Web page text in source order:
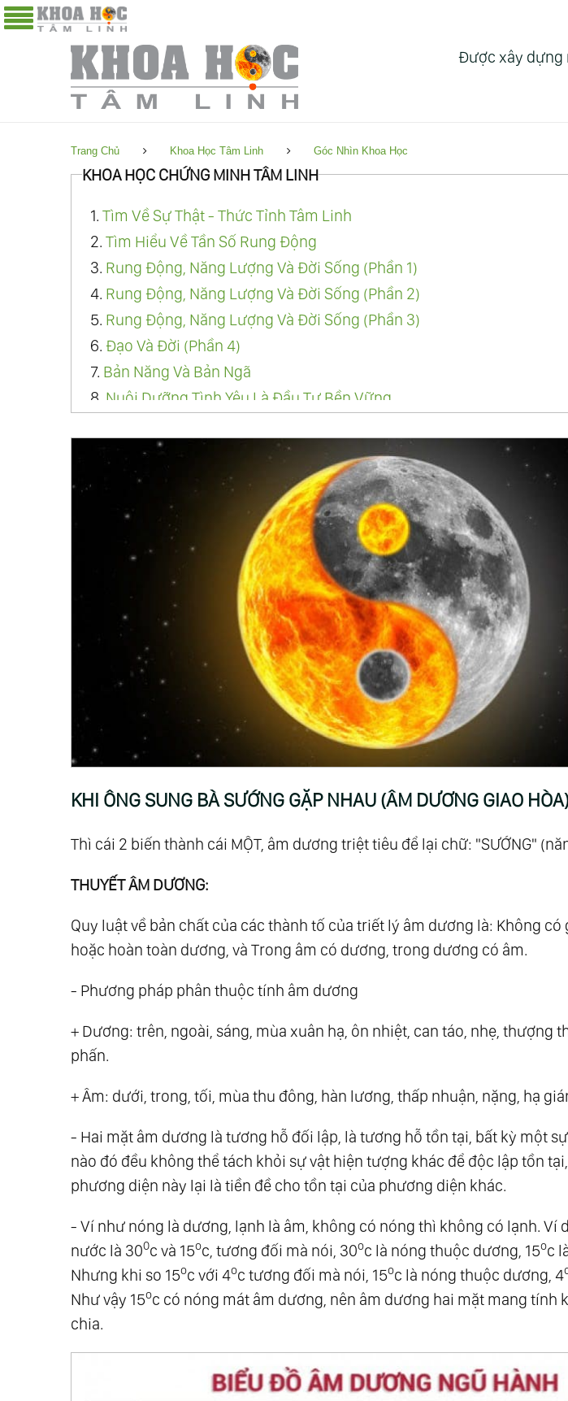
Được xây dựng
Trang Chủ Khoa Học Tâm Linh Góc Nhìn Khoa Học
KHOA HỌC CHỨNG MINH TÂM LINH
1. Tìm Về Sự Thật - Thức Tỉnh Tâm Linh
2. Tìm Hiểu Về Tần Số Rung Động
3. Rung Động, Năng Lượng Và Đời Sống (Phần 1)
4. Rung Động, Năng Lượng Và Đời Sống (Phần 2)
5. Rung Động, Năng Lượng Và Đời Sống (Phần 3)
6. Đạo Và Đời (Phần 4)
7. Bản Năng Và Bản Ngã
8. Nuôi Dưỡng Tình Yêu Là Đầu Tư Bền Vững
Hành Thiện Sao Cho Đúng?
Ăn Chay Hay Ăn Mặn?
Đâu Là Hạnh Phúc Thực Sự?
Tần Số Rung Và Luật Hấp Dẫn
Cuộc Sống Cân Bằng
Cốt Tủy Của Thiền
Khi Ông Sung Bà Sướng Gặp Nhau (Âm Dương Giao Hòa)
Thiên Đường Và Địa Ngục
Thượng Đế Và Quỷ Satan
Hành Trình Của Linh Hồn
Yêu Thương Vô Điều Kiện Và Yêu Thương Trong Minh Triết
21.
Góc Nhìn Hooponopono Từ Khoa Học
22.Có Trí Tuệ “Ta” Sẽ Cứu Được “Mình”
23.Tiến Nhập Đại Kỷ Nguyên
24.
Vượt Qua Nhị Nguyên, Bước Vào Tam Nguyên - Con Đường Trung
25.Tam Nguyên: Nguyên Lý Vận Hành Bộ Máy Thiên Cơ
27.Tam Nguyên: Tim Lượng Tử - Nơi Tình Yêu Bắt Đầu
28.Tam Nguyên: Ý Thức - Nhận Thức - Niềm Tin
29.Tam Nguyên: Thức Tỉnh Tế Bào
31.Tam Nguyên: Sống Thiền - Bí Mật Trường Sinh
32.
Tam Nguyên: Tình Yêu Của Nước
33.
35.Tam Nguyên: Giáo Dục Là Cốt Lõi
36.
Tam Nguyên: Thiền
37.Trở Về Nhất Nguyên - Chạm Điểm Cân Bằng
38.Đại Đồng Thánh Đức
40.Đạo Của Tự Nhiên
41.Hành Trang Bước Vào Kỷ Nguyên Mới
42.Tự Do Ý Chí
43.Người Vô Hình
44.
Sống Trọn Vẹn Từng Phút Giây
KHI ÔNG SUNG BÀ SƯỚNG GẶP NHAU (ÂM DƯƠNG GIAO
Thì cái 2 biến thành cái MỘT, âm dương triệt tiêu để lại chữ: "SƯỚNG"
THUYẾT ÂM DƯƠNG:
Quy luật về bản chất của các thành tố của triết lý âm dương là: Không có
hoặc hoàn toàn dương, và Trong âm có dương, trong dương có âm.
- Phương pháp phân thuộc tính âm dương
+ Dương: trên, ngoài, sáng, mùa xuân hạ, ôn nhiệt, can táo, nhẹ, thượng
phấn.
+ Âm: dưới, trong, tối, mùa thu đông, hàn lương, thấp nhuận, nặng, hạ
- Hai mặt âm dương là tương hỗ đối lập, là tương hỗ tồn tại, bất kỳ một
nào đó đều không thể tách khỏi sự vật hiện tượng khác để độc lập tồn
phương diện này lại là tiền đề cho tồn tại của phương diện khác.
- Ví như nóng là dương, lạnh là âm, không có nóng thì không có lạnh. Ví
nước là 300c và 15oc, tương đối mà nói, 30oc là nóng thuộc dương, 15oc
Nhưng khi so 15oc với 4oc tương đối mà nói, 15oc là nóng thuộc dương, 4
Như vậy 15oc có nóng mát âm dương, nên âm dương hai mặt mang tính
chia.